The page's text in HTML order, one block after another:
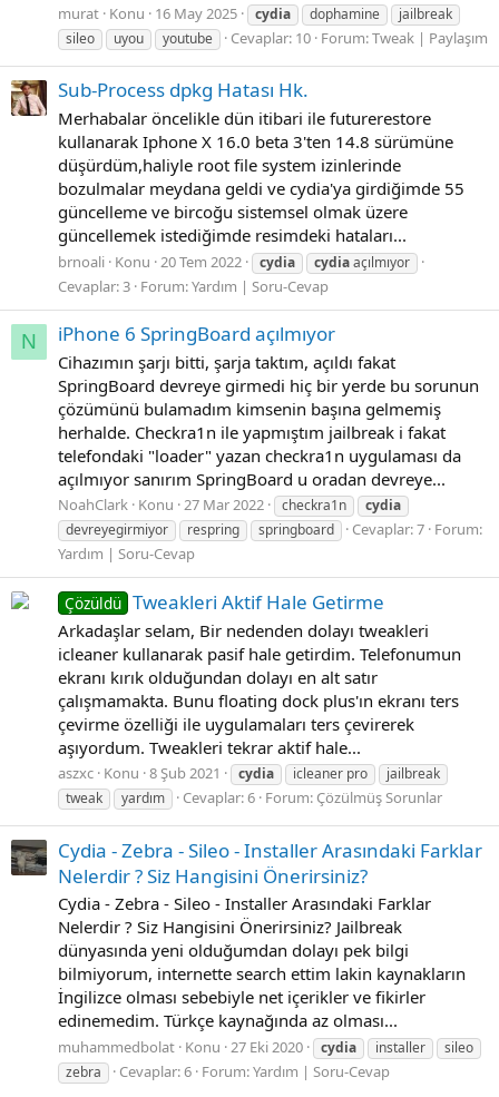
murat Konu 16 May 2025 cydia dophamine
jailbreak
sileo
uyou youtube Cevaplar: 10 Forum:Tweak | Paylaşım
Sub-Process dpkg Hatası Hk.
Merhabalar öncelikle dün itibari ile futurerestore
kullanarak Iphone X 16.0 beta 3'ten 14.8 sürümüne
düşürdüm,haliyle root file system izinlerinde
bozulmalar meydana geldi ve cydia'ya girdiğimde 55
güncelleme ve bircoğu sistemsel olmak üzere
güncellemek istediğimde resimdeki hataları...
brnoali Konu 20 Tem 2022 cydia cydiaaçılmıyor
Cevaplar: 3 Forum:Yardım | Soru-Cevap
N iPhone 6 SpringBoard açılmıyor
Cihazımın şarjı bitti, şarja taktım, açıldı fakat
SpringBoard devreye girmedi hiç bir yerde bu sorunun
çözümünü bulamadım kimsenin başına gelmemiş
herhalde. Checkra1n ile yapmıştım jailbreak i fakat
telefondaki "loader" yazan checkra1n uygulaması da
açılmıyor sanırım SpringBoard u oradan devreye...
NoahClark Konu 27 Mar 2022 checkra1n
cydia
devreyegirmiyor
respring springboard Cevaplar: 7 Forum:
Yardım | Soru-Cevap
Çözüldü Tweakleri Aktif Hale Getirme
Arkadaşlar selam, Bir nedenden dolayı tweakleri
icleaner kullanarak pasif hale getirdim. Telefonumun
ekranı kırık olduğundan dolayı en alt satır
çalışmamakta. Bunu floating dock plus'ın ekranı ters
çevirme özelliği ile uygulamaları ters çevirerek
aşıyordum. Tweakleri tekrar aktif hale...
aszxc Konu 8 Şub 2021 cydia icleaner pro
jailbreak
tweak
yardım Cevaplar: 6 Forum: Çözülmüş Sorunlar
Cydia - Zebra - Sileo - Installer Arasındaki Farklar
Nelerdir ? Siz Hangisini Önerirsiniz?
Cydia - Zebra - Sileo - Installer Arasındaki Farklar
Nelerdir ? Siz Hangisini Önerirsiniz? Jailbreak
dünyasında yeni olduğumdan dolayı pek bilgi
bilmiyorum, internette search ettim lakin kaynakların
İngilizce olması sebebiyle net içerikler ve fikirler
edinemedim. Türkçe kaynağında az olması...
muhammedbolat Konu 27 Eki 2020 cydia installer
sileo
zebra
Cevaplar: 6 Forum:Yardım | Soru-Cevap